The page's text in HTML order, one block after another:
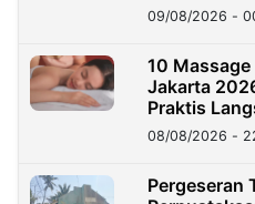
09/08/2026 -
10
Jakarta
Praktis
08/08/2026 -
Pergeseran